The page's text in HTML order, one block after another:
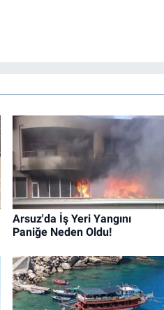
Arsuz'da İş Yeri Yangını
Paniğe Neden Oldu!